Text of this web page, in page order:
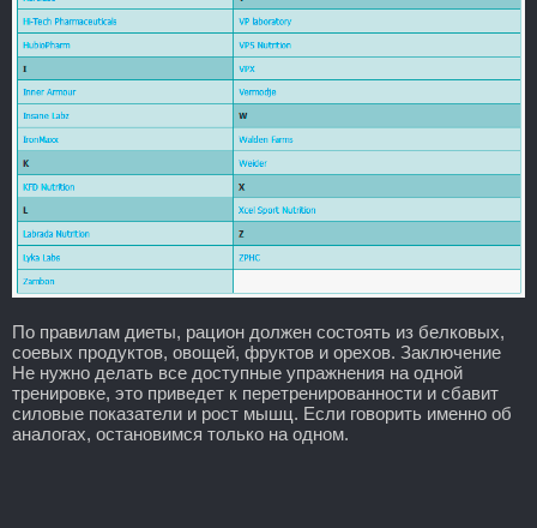
По правилам диеты, рацион должен состоять из белковых,
соевых продуктов, овощей, фруктов и орехов. Заключение
Не нужно делать все доступные упражнения на одной
тренировке, это приведет к перетренированности и сбавит
силовые показатели и рост мышц. Если говорить именно об
аналогах, остановимся только на одном.